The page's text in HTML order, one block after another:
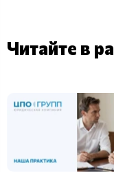
Читайте в